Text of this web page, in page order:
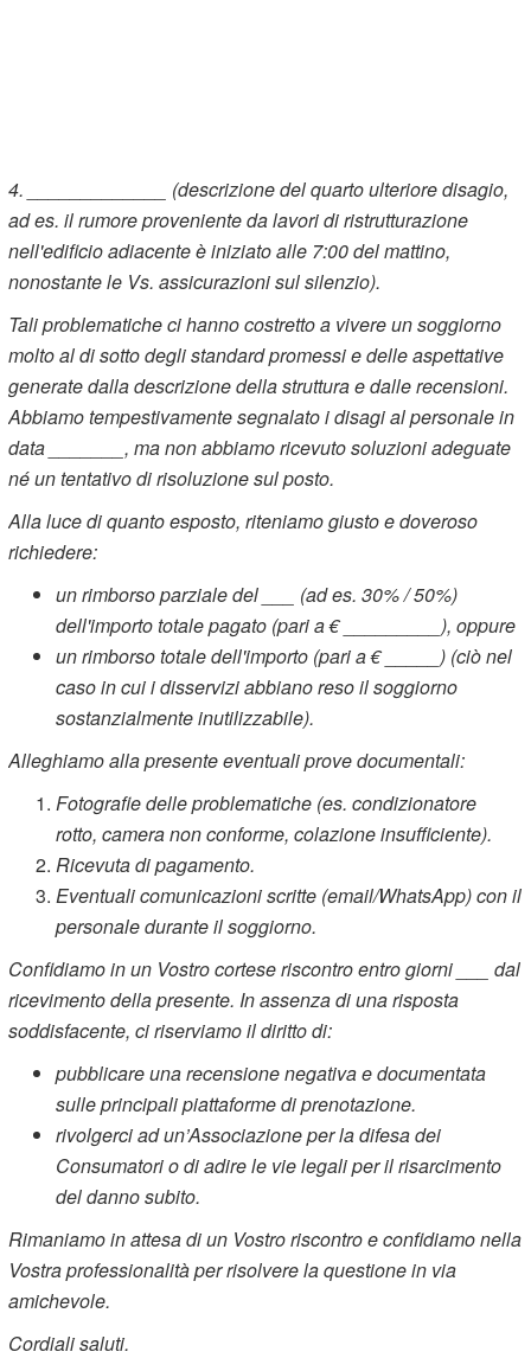
4. _____________ (descrizione del quarto ulteriore disagio,
ad es. il rumore proveniente da lavori di ristrutturazione
nell'edificio adiacente è iniziato alle 7:00 del mattino,
nonostante le Vs. assicurazioni sul silenzio).
Tali problematiche ci hanno costretto a vivere un soggiorno
molto al di sotto degli standard promessi e delle aspettative
generate dalla descrizione della struttura e dalle recensioni.
Abbiamo tempestivamente segnalato i disagi al personale in
data _______, ma non abbiamo ricevuto soluzioni adeguate
né un tentativo di risoluzione sul posto.
Alla luce di quanto esposto, riteniamo giusto e doveroso
richiedere:
un rimborso parziale del ___ (ad es. 30% / 50%)
dell'importo totale pagato (pari a € _________), oppure
un rimborso totale dell'importo (pari a € _____) (ciò nel
caso in cui i disservizi abbiano reso il soggiorno
sostanzialmente inutilizzabile).
Alleghiamo alla presente eventuali prove documentali:
Fotografie delle problematiche (es. condizionatore
rotto, camera non conforme, colazione insufficiente).
Ricevuta di pagamento.
Eventuali comunicazioni scritte (email/WhatsApp) con il
personale durante il soggiorno.
Confidiamo in un Vostro cortese riscontro entro giorni ___ dal
ricevimento della presente. In assenza di una risposta
soddisfacente, ci riserviamo il diritto di:
pubblicare una recensione negativa e documentata
sulle principali piattaforme di prenotazione.
rivolgerci ad un’Associazione per la difesa dei
Consumatori o di adire le vie legali per il risarcimento
del danno subito.
Rimaniamo in attesa di un Vostro riscontro e confidiamo nella
Vostra professionalità per risolvere la questione in via
amichevole.
Cordiali saluti.